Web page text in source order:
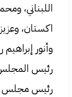
اللبناني،
اكستان،
وأنور
رئيس المجلس
رئيس مجلس